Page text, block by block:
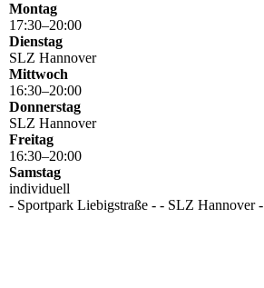
Montag
17:30–20:00
Dienstag
SLZ Hannover
Mittwoch
16:30–20:00
Donnerstag
SLZ Hannover
Freitag
16:30–20:00
Samstag
individuell
- Sportpark Liebigstraße - - SLZ Hannover -